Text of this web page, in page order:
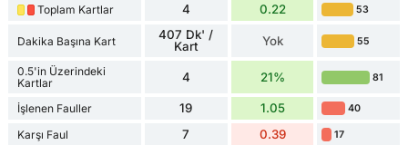
Toplam Kartlar 4 0.22 53
Dakika Başına Kart
407 Dk' /
Kart
Yok 55
0.5'in Üzerindeki
Kartlar
4 21% 81
İşlenen Fauller 19 1.05 40
Karşı Faul 7 0.39 17